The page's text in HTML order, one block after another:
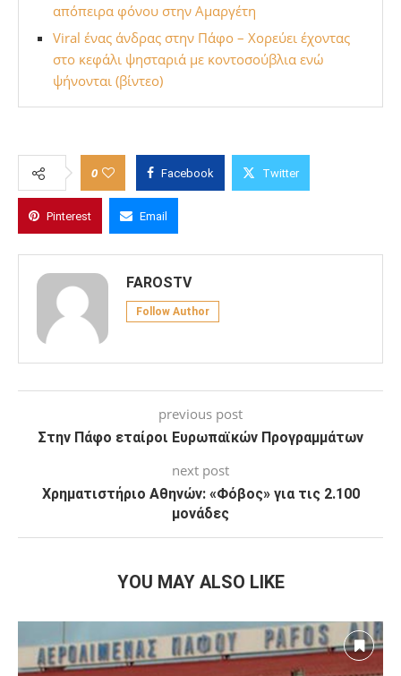
απόπειρα φόνου στην Αμαργέτη
Viral ένας άνδρας στην Πάφο – Χορεύει έχοντας
στο κεφάλι ψησταριά με κοντοσούβλια ενώ
ψήνονται (βίντεο)
0 Facebook Twitter
Pinterest Email
FAROSTV
Follow Author
previous post
Στην Πάφο εταίροι Ευρωπαϊκών Προγραμμάτων
next post
Χρηματιστήριο Αθηνών: «Φόβος» για τις 2.100
μονάδες
YOU MAY ALSO LIKE